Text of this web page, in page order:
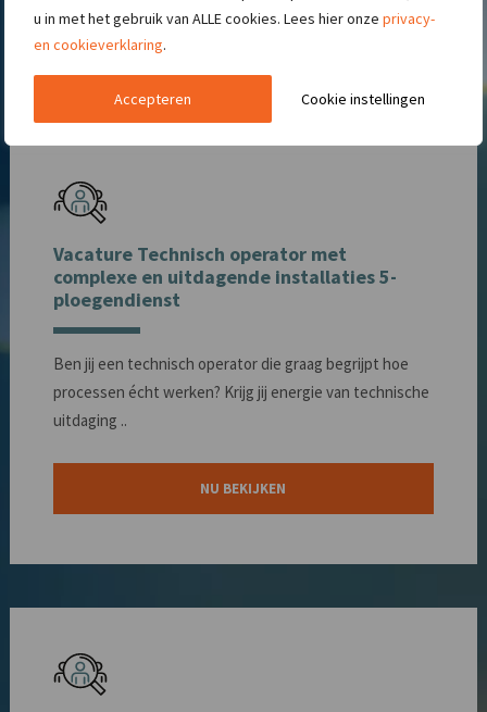
u in met het gebruik van ALLE cookies. Lees hier onze privacy-
en cookieverklaring.
Cookie instellingen
Accepteren
Vacature Technisch operator met
complexe en uitdagende installaties 5-
ploegendienst
Ben jij een technisch operator die graag begrijpt hoe
processen écht werken? Krijg jij energie van technische
uitdaging ..
NU BEKIJKEN